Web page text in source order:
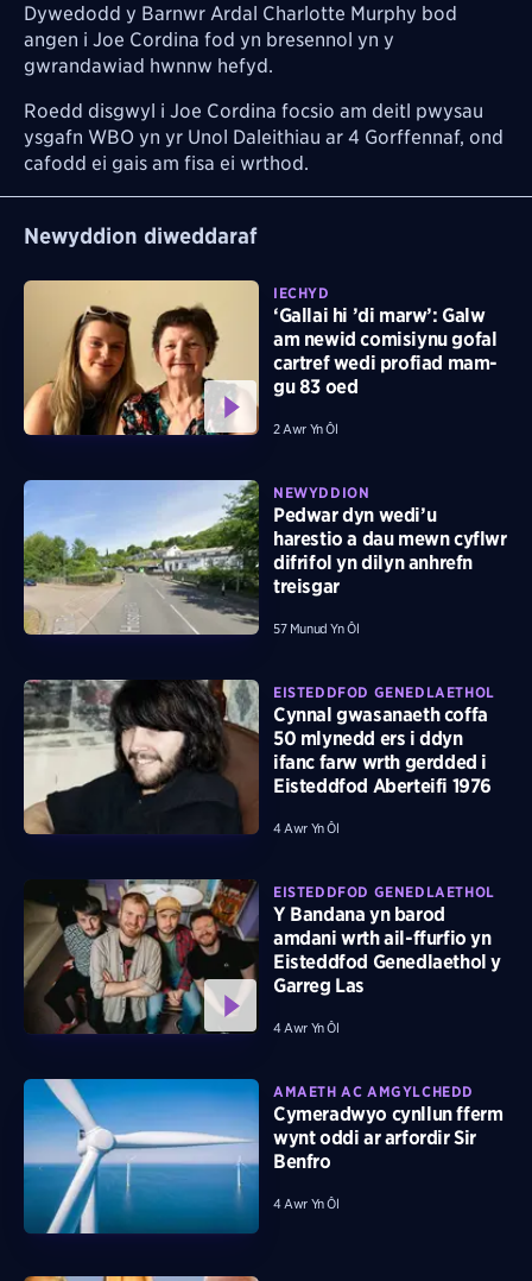
Dywedodd y Barnwr Ardal Charlotte Murphy bod
angen i Joe Cordina fod yn bresennol yn y
gwrandawiad hwnnw hefyd.
Roedd disgwyl i Joe Cordina focsio am deitl pwysau
ysgafn WBO yn yr Unol Daleithiau ar 4 Gorffennaf, ond
cafodd ei gais am fisa ei wrthod.
Newyddion diweddaraf
IECHYD
‘Gallai hi ’di marw’: Galw
am newid comisiynu gofal
cartref wedi profiad mam-
gu 83 oed
2 Awr Yn Ôl
NEWYDDION
Pedwar dyn wedi’u
harestio a dau mewn cyflwr
difrifol yn dilyn anhrefn
treisgar
57 Munud Yn Ôl
EISTEDDFOD GENEDLAETHOL
Cynnal gwasanaeth coffa
50 mlynedd ers i ddyn
ifanc farw wrth gerdded i
Eisteddfod Aberteifi 1976
4 Awr Yn Ôl
EISTEDDFOD GENEDLAETHOL
Y Bandana yn barod
amdani wrth ail-ffurfio yn
Eisteddfod Genedlaethol y
Garreg Las
4 Awr Yn Ôl
AMAETH AC AMGYLCHEDD
Cymeradwyo cynllun fferm
wynt oddi ar arfordir Sir
Benfro
4 Awr Yn Ôl